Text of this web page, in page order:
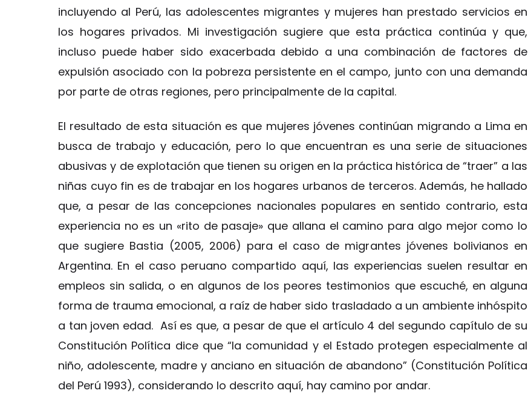
incluyendo al Perú, las adolescentes migrantes y mujeres han prestado servicios en
los hogares privados. Mi investigación sugiere que esta práctica continúa y que,
incluso puede haber sido exacerbada debido a una combinación de factores de
expulsión asociado con la pobreza persistente en el campo, junto con una demanda
por parte de otras regiones, pero principalmente de la capital.
El resultado de esta situación es que mujeres jóvenes continúan migrando a Lima en
busca de trabajo y educación, pero lo que encuentran es una serie de situaciones
abusivas y de explotación que tienen su origen en la práctica histórica de “traer” a las
niñas cuyo fin es de trabajar en los hogares urbanos de terceros. Además, he hallado
que, a pesar de las concepciones nacionales populares en sentido contrario, esta
experiencia no es un «rito de pasaje» que allana el camino para algo mejor como lo
que sugiere Bastia (2005, 2006) para el caso de migrantes jóvenes bolivianos en
Argentina. En el caso peruano compartido aquí, las experiencias suelen resultar en
empleos sin salida, o en algunos de los peores testimonios que escuché, en alguna
forma de trauma emocional, a raíz de haber sido trasladado a un ambiente inhóspito
a tan joven edad. Así es que, a pesar de que el artículo 4 del segundo capítulo de su
Constitución Política dice que “la comunidad y el Estado protegen especialmente al
niño, adolescente, madre y anciano en situación de abandono” (Constitución Política
del Perú 1993), considerando lo descrito aquí, hay camino por andar.